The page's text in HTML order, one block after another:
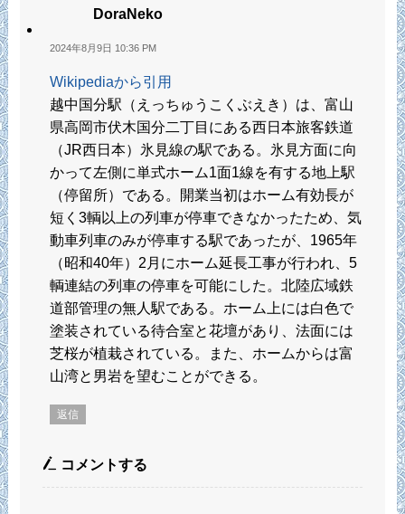
DoraNeko
2024年8月9日 10:36 PM
Wikipediaから引用
越中国分駅（えっちゅうこくぶえき）は、富山
県高岡市伏木国分二丁目にある西日本旅客鉄道
（JR西日本）氷見線の駅である。氷見方面に向
かって左側に単式ホーム1面1線を有する地上駅
（停留所）である。開業当初はホーム有効長が
短く3輌以上の列車が停車できなかったため、気
動車列車のみが停車する駅であったが、1965年
（昭和40年）2月にホーム延長工事が行われ、5
輌連結の列車の停車を可能にした。北陸広域鉄
道部管理の無人駅である。ホーム上には白色で
塗装されている待合室と花壇があり、法面には
芝桜が植栽されている。また、ホームからは富
山湾と男岩を望むことができる。
返信
コメントする